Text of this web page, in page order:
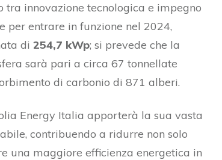
innovazione tecnologica e impegno
per entrare in funzione nel 2024,
di 254,7 kWp; si prevede che la
sarà pari a circa 67 tonnellate
di carbonio di 871 alberi.
Energy Italia apporterà la sua vasta
contribuendo a ridurre non solo
una maggiore efficienza energetica in